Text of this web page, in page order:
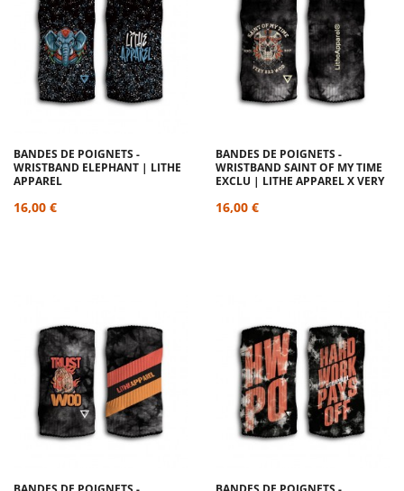
BANDES DE POIGNETS -
WRISTBAND ELEPHANT | LITHE
APPAREL
16,00 €
BANDES DE POIGNETS -
WRISTBAND SAINT OF MY TIME
EXCLU | LITHE APPAREL X VERY
16,00 €